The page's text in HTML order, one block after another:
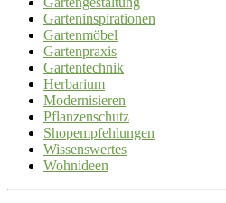
Garteninspirationen
Gartenmöbel
Gartenpraxis
Gartentechnik
Herbarium
Modernisieren
Pflanzenschutz
Shopempfehlungen
Wissenswertes
Wohnideen